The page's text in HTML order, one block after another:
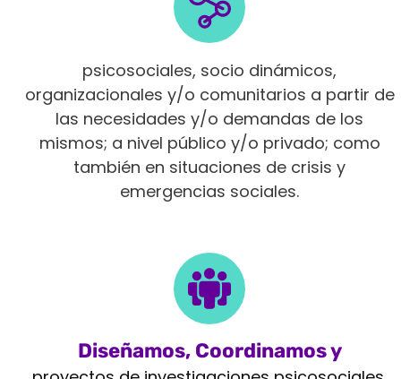
Intervenimos en diferentes ámbitos
psicosociales, socio dinámicos,
organizacionales y/o comunitarios a partir de
las necesidades y/o demandas de los
mismos; a nivel público y/o privado; como
también en situaciones de crisis y
emergencias sociales.
Diseñamos, Coordinamos y